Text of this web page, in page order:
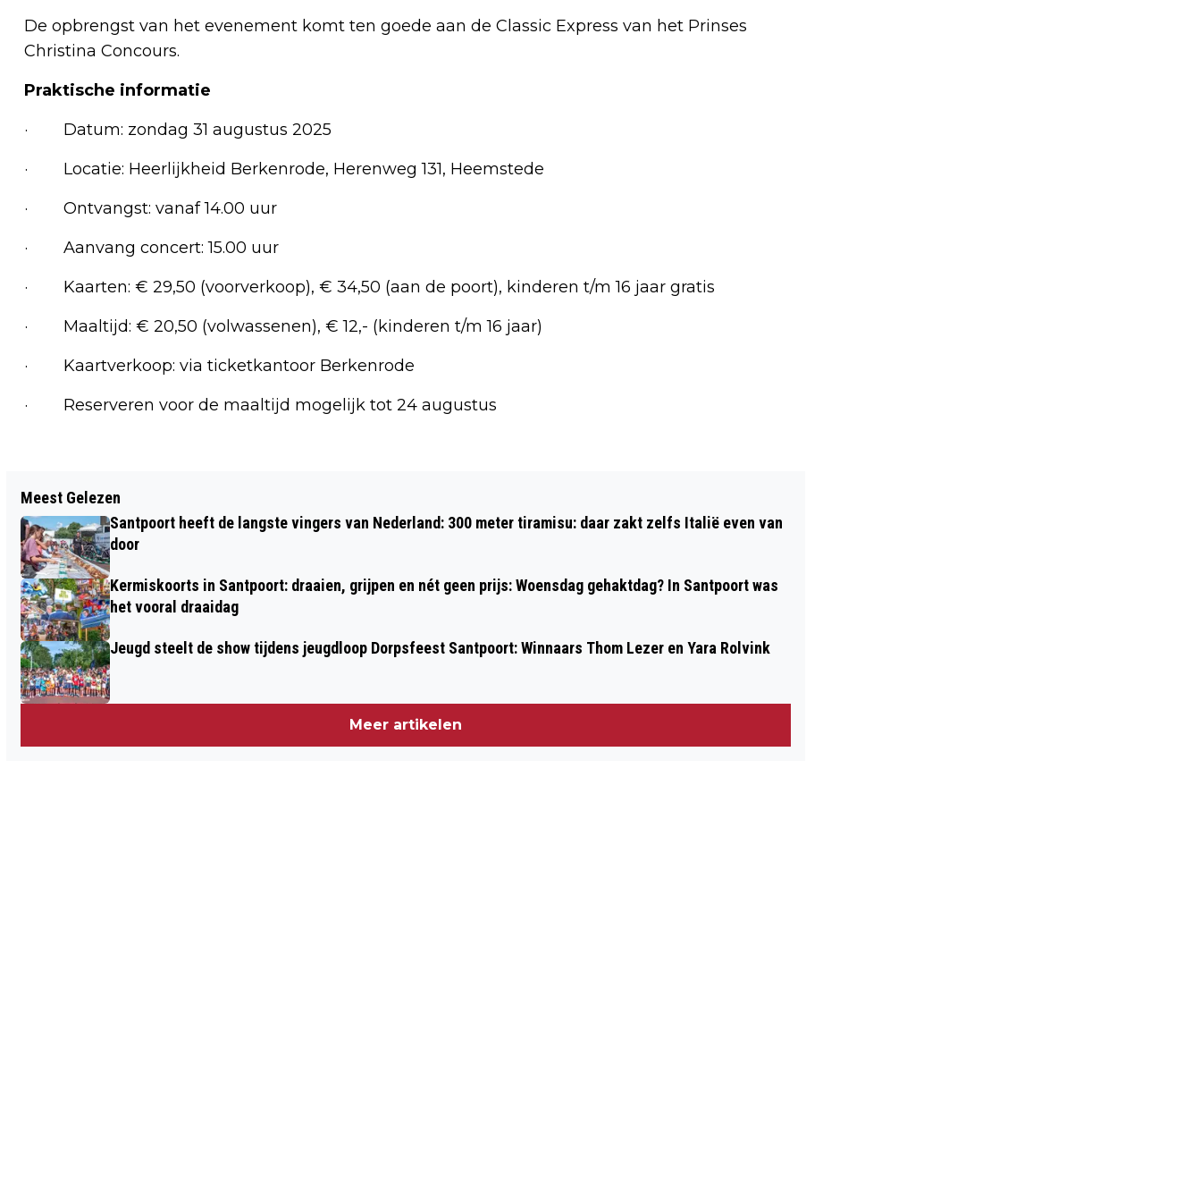
De opbrengst van het evenement komt ten goede aan de Classic Express van het Prinses
Christina Concours.
Praktische informatie
· Datum: zondag 31 augustus 2025
· Locatie: Heerlijkheid Berkenrode, Herenweg 131, Heemstede
· Ontvangst: vanaf 14.00 uur
· Aanvang concert: 15.00 uur
· Kaarten: € 29,50 (voorverkoop), € 34,50 (aan de poort), kinderen t/m 16 jaar gratis
· Maaltijd: € 20,50 (volwassenen), € 12,- (kinderen t/m 16 jaar)
· Kaartverkoop: via ticketkantoor Berkenrode
· Reserveren voor de maaltijd mogelijk tot 24 augustus
VANDAAG IN HET DUIN #41: OP ZOEK
NAAR MUURPEPER
ANSJOVISFILETS
Meest Gelezen
Santpoort heeft de langste vingers van Nederland: 300 meter tiramisu: daar zakt zelfs Italië even van
door
Kermiskoorts in Santpoort: draaien, grijpen en nét geen prijs: Woensdag gehaktdag? In Santpoort was
het vooral draaidag
Jeugd steelt de show tijdens jeugdloop Dorpsfeest Santpoort: Winnaars Thom Lezer en Yara Rolvink
Meer artikelen